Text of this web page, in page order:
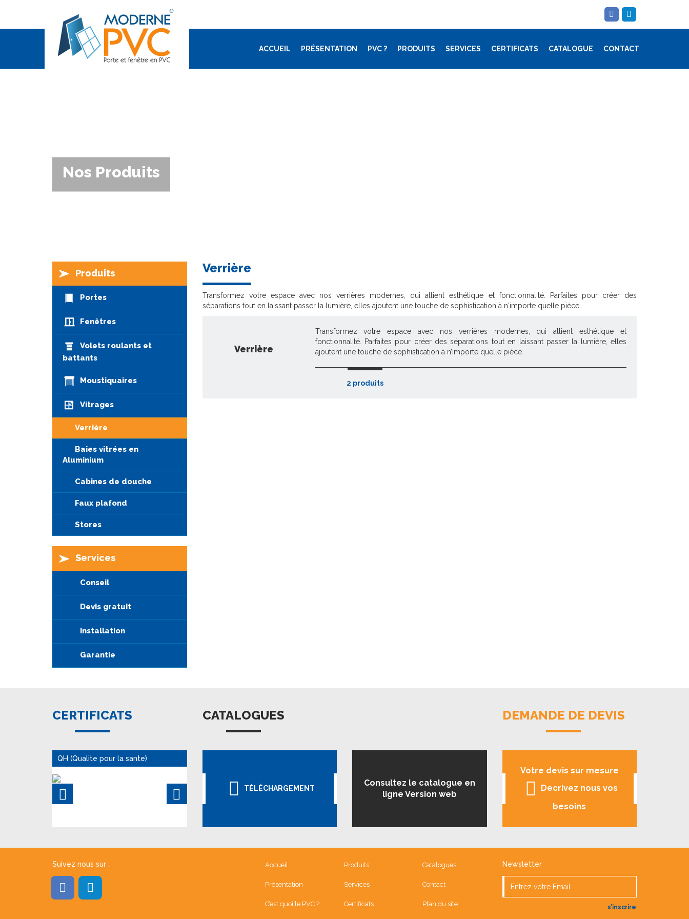
ACCUEIL PRÉSENTATION PVC ? PRODUITS SERVICES CERTIFICATS CATALOGUE CONTACT
Nos Produits
Produits
Portes
Fenêtres
Volets roulants et
battants
Moustiquaires
Vitrages
Verrière
Baies vitrées en
Aluminium
Cabines de douche
Faux plafond
Stores
Services
Conseil
Devis gratuit
Installation
Garantie
Verrière
Transformez votre espace avec nos verrières modernes, qui allient esthétique et fonctionnalité. Parfaites pour créer des
séparations tout en laissant passer la lumière, elles ajoutent une touche de sophistication à n'importe quelle pièce.
Verrière
Transformez votre espace avec nos verrières modernes, qui allient esthétique et
fonctionnalité. Parfaites pour créer des séparations tout en laissant passer la lumière, elles
ajoutent une touche de sophistication à n’importe quelle pièce.
2 produits
CERTIFICATS
QH (Qualite pour la sante)
CATALOGUES
TÉLÉCHARGEMENT
Consultez le catalogue en
ligne Version web
DEMANDE DE DEVIS
Votre devis sur mesure
Decrivez nous vos
besoins
Suivez nous sur : Accueil
Présentation
C’est quoi le PVC ?
Produits
Services
Certificats
Catalogues
Contact
Plan du site
Newsletter
s’inscrire